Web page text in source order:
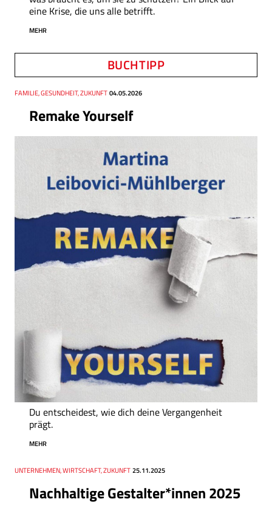
eine Krise, die uns alle betrifft.
MEHR
BUCHTIPP
Remake Yourself
Thema
FAMILIE, GESUNDHEIT, ZUKUNFT
Datum 04.05.2026
Du entscheidest, wie dich deine Vergangenheit
prägt.
MEHR
Nachhaltige Gestalter*innen 2025
Thema
UNTERNEHMEN, WIRTSCHAFT, ZUKUNFT
Datum 25.11.2025